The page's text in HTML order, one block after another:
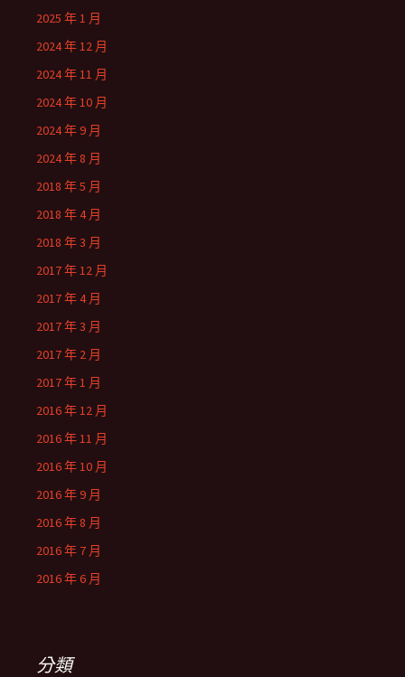
2025 年 1 月
2024 年 12 月
2024 年 11 月
2024 年 10 月
2024 年 9 月
2024 年 8 月
2018 年 5 月
2018 年 4 月
2018 年 3 月
2017 年 12 月
2017 年 4 月
2017 年 3 月
2017 年 2 月
2017 年 1 月
2016 年 12 月
2016 年 11 月
2016 年 10 月
2016 年 9 月
2016 年 8 月
2016 年 7 月
2016 年 6 月
分類